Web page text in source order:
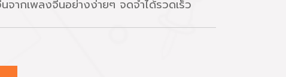
จากเพลงจีนอย่างง่ายๆ จดจำได้รวดเร็ว